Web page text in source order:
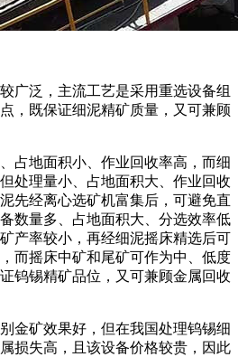
广泛，主流工艺是采用重选设备组
，既保证细泥精矿质量，又可兼顾
占地面积小、作业回收率高，而细
处理量小、占地面积大、作业回收
先经离心选矿机富集后，可避免直
数量多、占地面积大、分选效率低
产率较小，再经细泥摇床精选后可
而摇床中矿和尾矿可作为中、低度
钨锡精矿品位，又可兼顾金属回收
金矿效果好，但在我国处理钨锡细
损失高，且该设备价格较贵，因此